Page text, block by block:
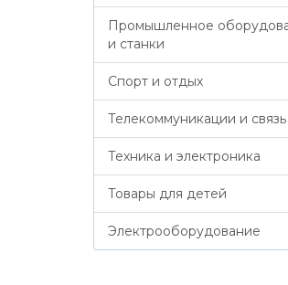
Промышленное
и станки
Спорт и отдых
Телекоммуникации и связь
Техника и электроника
Товары для детей
Электрооборудование